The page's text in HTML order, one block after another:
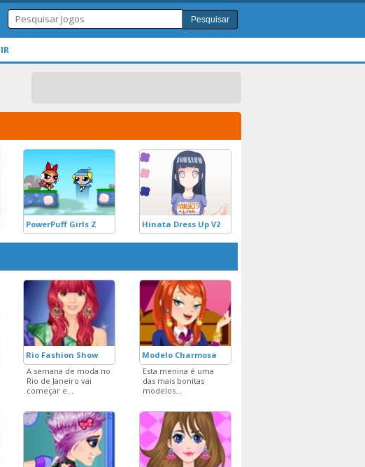
Pesquisar
PowerPuff Girls Z Hinata Dress Up V2
Rio Fashion Show
A semana de moda no
Rio de Janeiro vai
começar e...
Modelo Charmosa
Esta menina é uma
das mais bonitas
modelos...